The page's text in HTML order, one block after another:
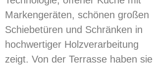
Markengeräten, schönen großen
Schiebetüren und Schränken in
hochwertiger Holzverarbeitung
zeigt. Von der Terrasse haben sie